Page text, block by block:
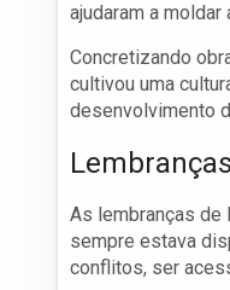
ajudaram a
Concretizando
cultivou uma
desenvolvimento
As lembranças
sempre estava
conflitos, ser